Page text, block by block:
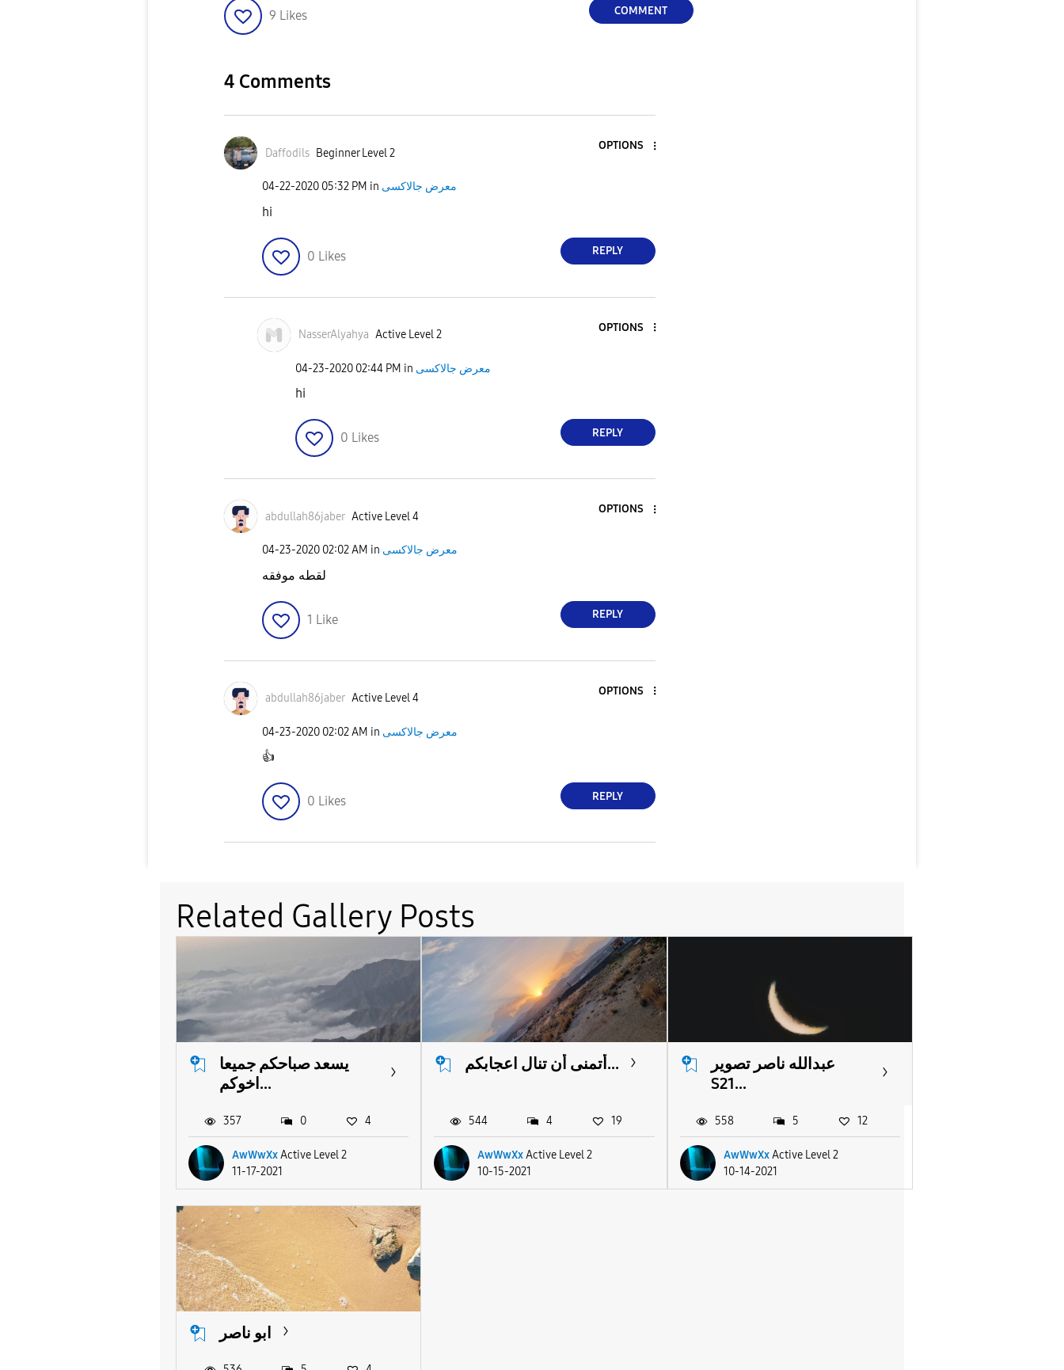
9 Likes COMMENT
4 Comments
Daffodils Beginner Level 2
OPTIONS
‎04-22-2020 05:32 PM in معرض جالاكسى
hi
0 Likes REPLY
NasserAlyahya Active Level 2
OPTIONS
‎04-23-2020 02:44 PM in معرض جالاكسى
hi
0 Likes REPLY
abdullah86jaber Active Level 4
OPTIONS
‎04-23-2020 02:02 AM in معرض جالاكسى
لقطه موفقه
1 Like REPLY
abdullah86jaber Active Level 4
OPTIONS
‎04-23-2020 02:02 AM in معرض جالاكسى
👍
0 Likes REPLY
Related Gallery Posts
يسعد صباحكم جميعا
اخوكم...
AwWwXxActive Level 2
11-17-2021
357 0 4
أتمنى أن تنال اعجابكم...
AwWwXxActive Level 2
10-15-2021
544 4 19
عبدالله ناصر تصوير
S21...
AwWwXxActive Level 2
10-14-2021
558 5 12
ابو ناصر